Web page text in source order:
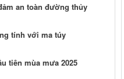
an toàn đường thủy
tính với ma túy
tiên mùa mưa 2025